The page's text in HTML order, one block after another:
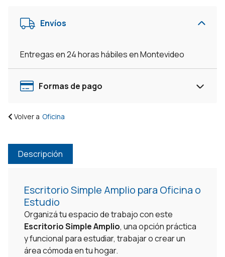
Envíos
Entregas en 24 horas hábiles en Montevideo
Formas de pago
Volver a Oficina
Descripción
Escritorio Simple Amplio para Oficina o
Estudio
Organizá tu espacio de trabajo con este
Escritorio Simple Amplio, una opción práctica
y funcional para estudiar, trabajar o crear un
área cómoda en tu hogar.